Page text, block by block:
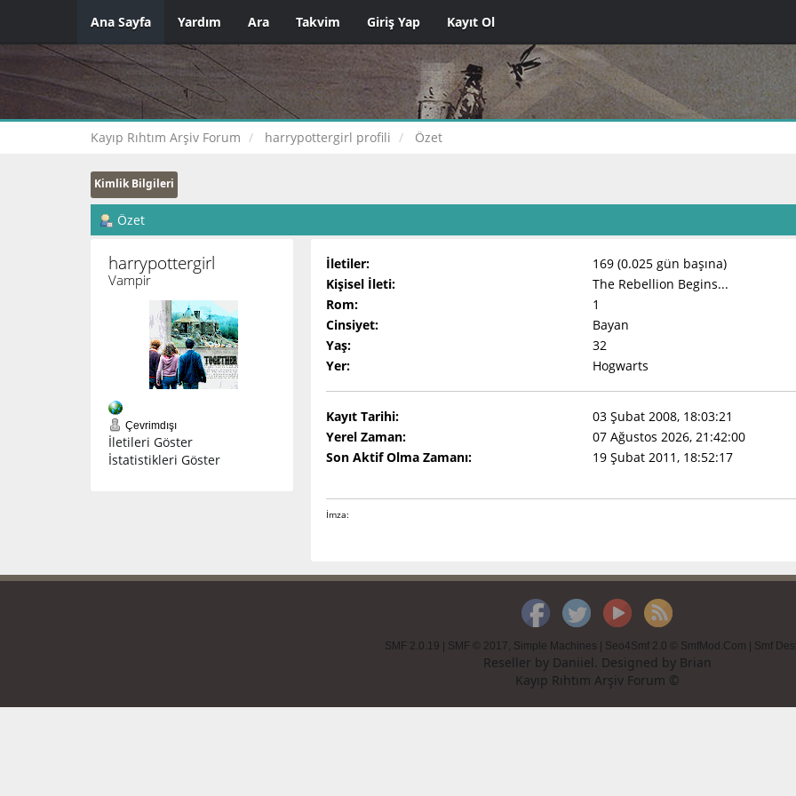
Ana Sayfa Yardım Ara Takvim Giriş Yap Kayıt Ol
Kayıp Rıhtım Arşiv Forum harrypottergirl profili Özet
Kimlik Bilgileri
Özet
harrypottergirl
Vampir
Çevrimdışı
İletileri Göster
İstatistikleri Göster
İletiler:
169 (0.025 gün başına)
Kişisel İleti:
The Rebellion Begins...
Rom:
1
Cinsiyet:
Bayan
Yaş:
32
Yer:
Hogwarts
Kayıt Tarihi:
03 Şubat 2008, 18:03:21
Yerel Zaman:
07 Ağustos 2026, 21:42:00
Son Aktif Olma Zamanı:
19 Şubat 2011, 18:52:17
İmza:
SMF 2.0.19 SMF © 2017, Simple Machines Seo4Smf 2.0 © SmfMod.Com Smf
Reseller by Daniiel. Designed by Brian
Kayıp Rıhtım Arşiv Forum ©